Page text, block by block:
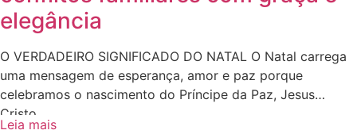
elegância
O VERDADEIRO SIGNIFICADO DO NATAL O Natal carrega
uma mensagem de esperança, amor e paz porque
celebramos o nascimento do Príncipe da Paz, Jesus
Cristo.
Leia mais